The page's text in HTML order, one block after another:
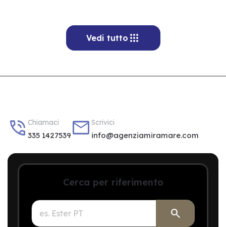
Vedi tutto 
 Chiamaci
335 1427539  Scrivici
info@agenziamiramare.com
Cerca per riferimento
